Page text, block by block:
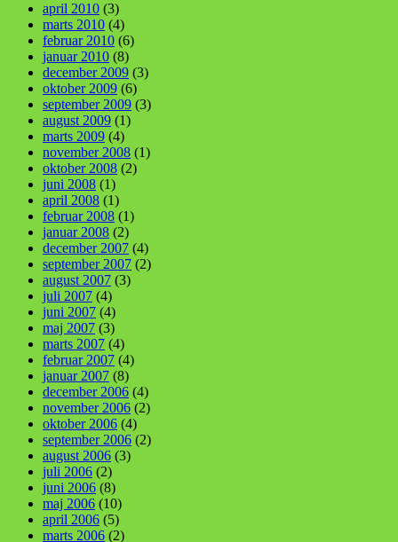
april 2010 (3)
marts 2010 (4)
februar 2010 (6)
januar 2010 (8)
december 2009 (3)
oktober 2009 (6)
september 2009 (3)
august 2009 (1)
marts 2009 (4)
november 2008 (1)
oktober 2008 (2)
juni 2008 (1)
april 2008 (1)
februar 2008 (1)
januar 2008 (2)
december 2007 (4)
september 2007 (2)
august 2007 (3)
juli 2007 (4)
juni 2007 (4)
maj 2007 (3)
marts 2007 (4)
februar 2007 (4)
januar 2007 (8)
december 2006 (4)
november 2006 (2)
oktober 2006 (4)
september 2006 (2)
august 2006 (3)
juli 2006 (2)
juni 2006 (8)
maj 2006 (10)
april 2006 (5)
marts 2006 (2)